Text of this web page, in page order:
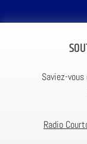
Saviez-
Radio